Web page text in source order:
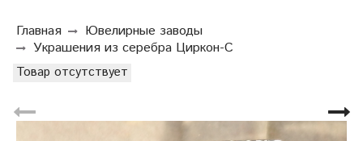
Главная
Ювелирные заводы
Украшения из серебра Циркон-С
Товар отсутствует